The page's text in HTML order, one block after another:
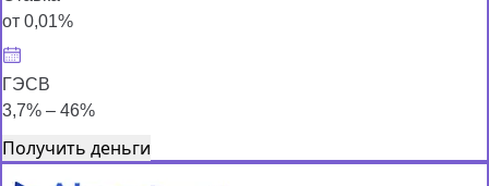
от 0,01%
ГЭСВ
3,7% – 46%
Получить деньги